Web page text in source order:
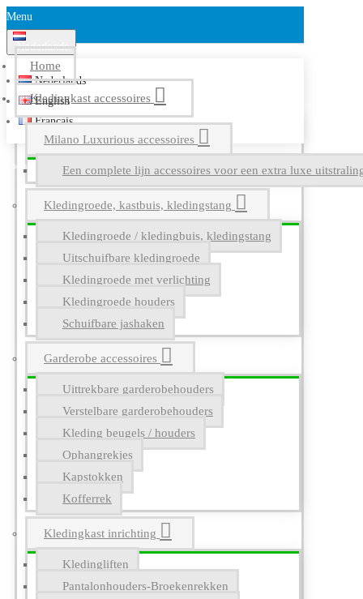
Menu
Nederlands
Nederlands
English
Français
Home
Kledingkast accessoires
Milano Luxurious accessoires
Een complete lijn accessoires voor een extra luxe
Kledingroede, kastbuis, kledingstang
Kledingroede / kledingbuis, kledingstang
Uitschuifbare kledingroede
Kledingroede met verlichting
Kledingroede houders
Schuifbare jashaken
Garderobe accessoires
Uittrekbare garderobehouders
Verstelbare garderobehouders
Kleding beugels / houders
Ophangrekjes
Kapstokken
Kofferrek
Kledingkast inrichting
Kledingliften
Pantalonhouders-Broekenrekken